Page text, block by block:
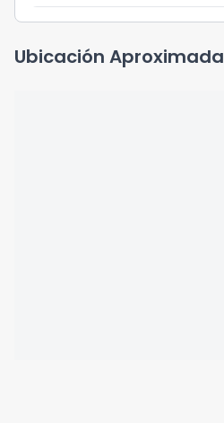
Ubicación Aproximada